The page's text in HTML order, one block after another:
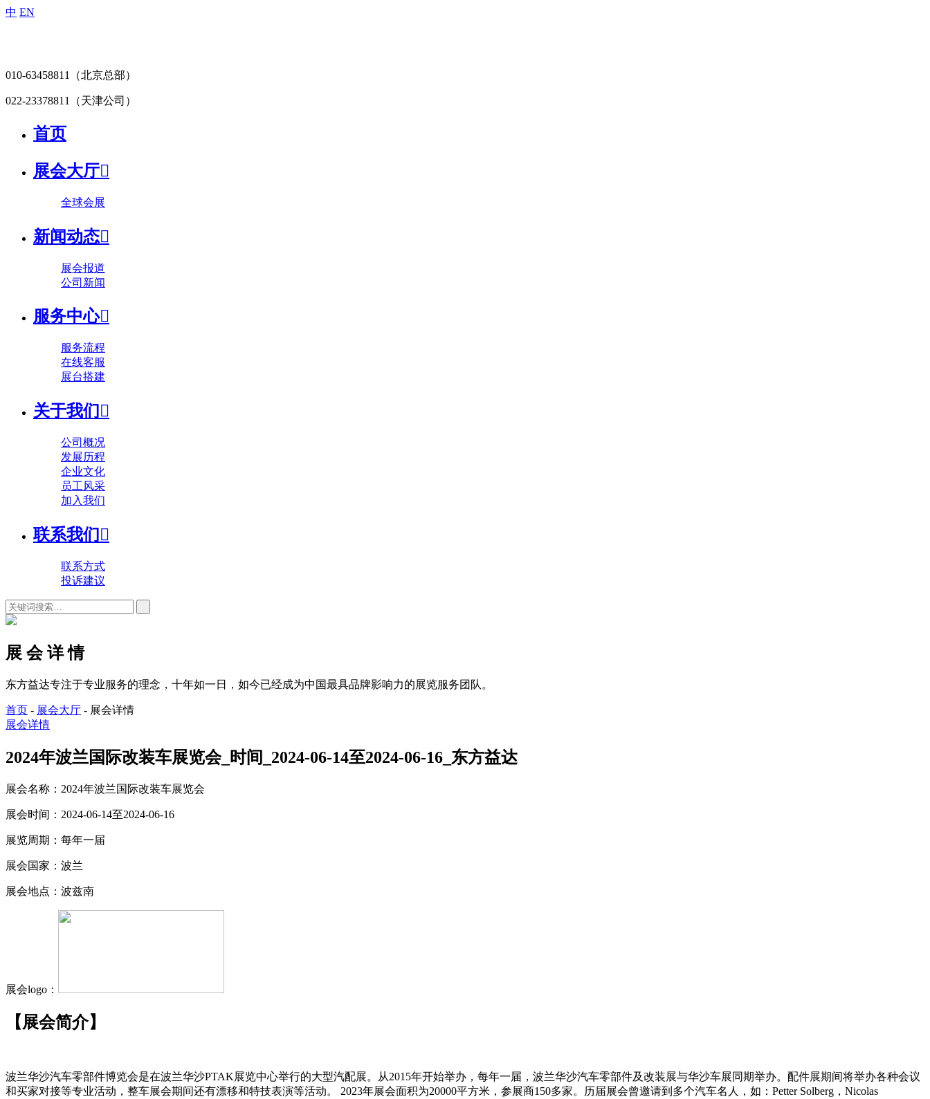
中 EN
010-63458811 （北京总部）
022-23378811 （天津公司）
首页
展会大厅
全球会展
新闻动态
展会报道
公司新闻
服务中心
服务流程
在线客服
展台搭建
关于我们 
公司概况
发展历程
企业文化
员工风采
加入我们
联系我们 
联系方式
投诉建议
展 会 详 情
东方益达专注于专业服务的理念，十年如一日，如今已经成为中国最具品牌影响力的展览服务团队。
首页 - 展会大厅 - 展会详情
展会详情
2024年波兰国际改装车展览会_时间_2024-06-14至2024-06-16_东方益达
展会名称： 2024年波兰国际改装车展览会
展会时间： 2024-06-14至2024-06-16
展览周期： 每年一届
展会国家： 波兰
展会地点： 波兹南
展会logo：
【展会简介】
波兰华沙汽车零部件博览会是在波兰华沙PTAK展览中心举行的大型汽配展。从2015年开始举办，每年一届，波兰华沙汽车零部件及改装展与华沙车展同期举办。配件展期间将举办各种会议
和买家对接等专业活动，整车展会期间还有漂移和特技表演等活动。
2023年展会面积为20000平方米，参展商150多家。历届展会曾邀请到多个汽车名人，如： Petter Solberg ， Nicolas